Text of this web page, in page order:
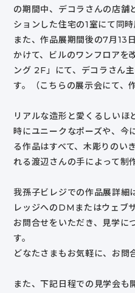
の期間中、デコラさんの店舗
ションした住宅の1室にて同時
また、作品展期間後の7月13
かけて、ビルのワンフロアを
ング 2F」にて、デコラさん
す。（こちらの展示会にて、
リアルな造形と愛くるしいほ
時にユニークなポーズや、今
る作品はすべて、木彫りのい
れる渡辺さんの手によって制
我孫子ビレジでの作品展詳
レッジへのDMまたはウェブ
お問合せをいただき、見学に
す。
どなたさまもお気軽に、お問
また、下記日程での見学会も